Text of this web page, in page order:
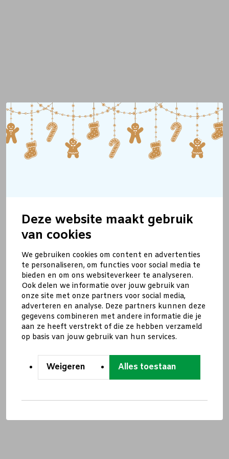
Deze website maakt gebruik
van cookies
We gebruiken cookies om content en advertenties
te personaliseren, om functies voor social media te
bieden en om ons websiteverkeer te analyseren.
Ook delen we informatie over jouw gebruik van
onze site met onze partners voor social media,
adverteren en analyse. Deze partners kunnen deze
gegevens combineren met andere informatie die je
aan ze heeft verstrekt of die ze hebben verzameld
op basis van jouw gebruik van hun services.
Weigeren Alles toestaan